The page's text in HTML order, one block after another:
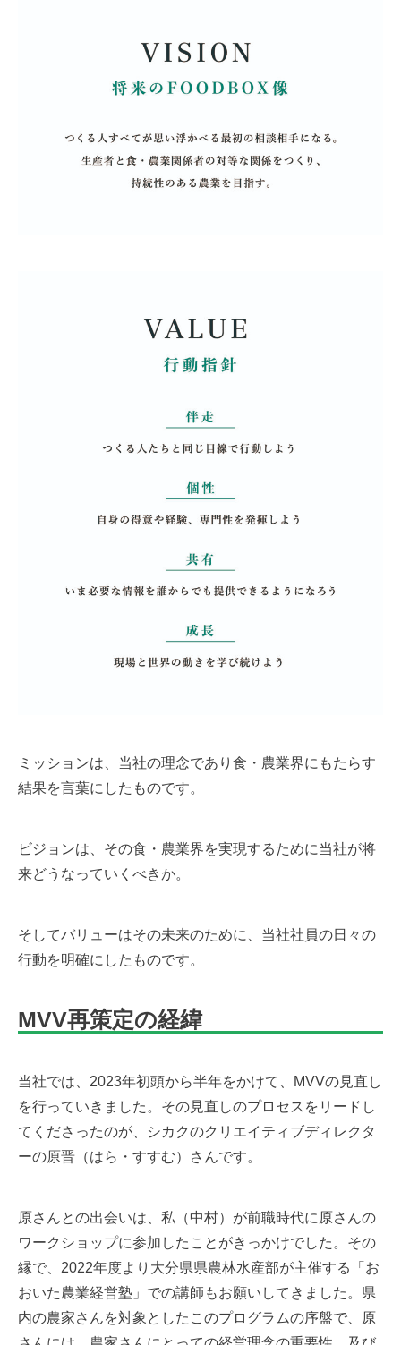
ミッションは、当社の理念であり食・農業界にもたらす
結果を言葉にしたものです。
ビジョンは、その食・農業界を実現するために当社が将
来どうなっていくべきか。
そしてバリューはその未来のために、当社社員の日々の
行動を明確にしたものです。
MVV再策定の経緯
当社では、2023年初頭から半年をかけて、MVVの見直し
を行っていきました。その見直しのプロセスをリードし
てくださったのが、
シカクのクリエイティブディレクタ
ーの原晋（はら・すすむ）さんです。
原さんとの出会いは、私（中村）が前職時代に原さんの
ワークショップに参加したことがきっかけでした。その
縁で、2022年度より大分県県農林水産部が主催する「お
おいた農業経営塾」での講師もお願いしてきました。県
内の農家さんを対象としたこのプログラムの序盤で、原